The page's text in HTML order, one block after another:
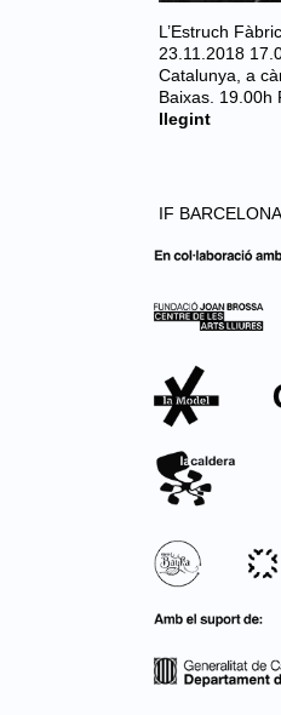
L’Estruch
23.11.2018
Catalunya, a
Baixas. 19.00h
llegint
IF